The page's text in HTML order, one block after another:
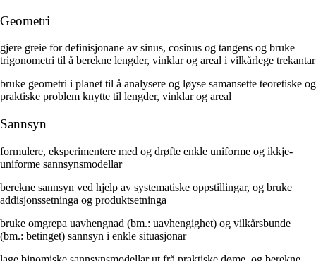
Geometri
gjere greie for definisjonane av sinus, cosinus og tangens og bruke
trigonometri til å berekne lengder, vinklar og areal i vilkårlege trekantar
bruke geometri i planet til å analysere og løyse samansette teoretiske og
praktiske problem knytte til lengder, vinklar og areal
Sannsyn
formulere, eksperimentere med og drøfte enkle uniforme og ikkje-
uniforme sannsynsmodellar
berekne sannsyn ved hjelp av systematiske oppstillingar, og bruke
addisjonssetninga og produktsetninga
bruke omgrepa uavhengnad (bm.: uavhengighet) og vilkårsbunde
(bm.: betinget) sannsyn i enkle situasjonar